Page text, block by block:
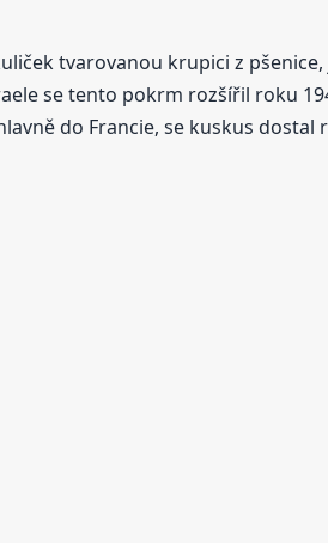
tvarovanou krupici z
se tento pokrm rozšířil roku
do Francie, se kuskus dostal